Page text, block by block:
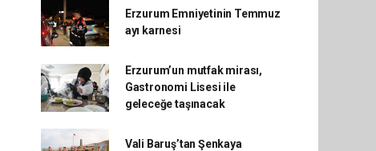
Erzurum Emniyetinin Temmuz
ayı karnesi
Erzurum’un mutfak mirası,
Gastronomi Lisesi ile
geleceğe taşınacak
Vali Baruş’tan Şenkaya